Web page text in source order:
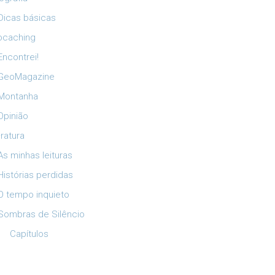
básicas
minhas leituras
perdidas
tempo inquieto
de Silêncio
Capítulos